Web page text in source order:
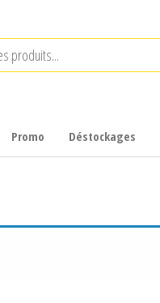
Promo Déstockages